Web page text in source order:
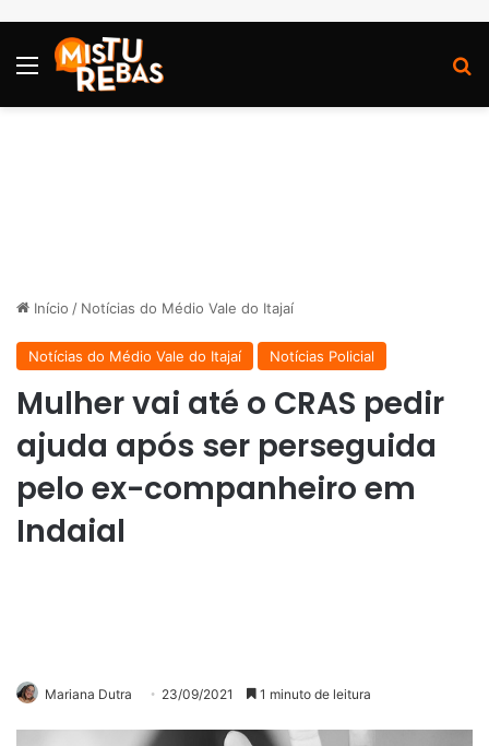
Menu
Início / Notícias do Médio Vale do Itajaí
Notícias do Médio Vale do Itajaí Notícias Policial
Mulher vai até o CRAS pedir
ajuda após ser perseguida
pelo ex-companheiro em
Indaial
Mariana Dutra 23/09/2021 1 minuto de leitura